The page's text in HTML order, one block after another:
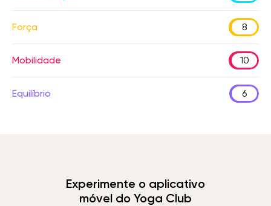
Força 8
Mobilidade 10
Equilíbrio 6
Experimente o aplicativo
móvel do Yoga Club